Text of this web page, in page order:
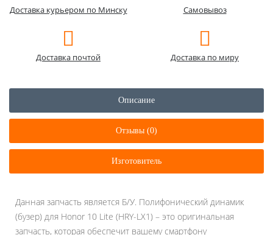
Доставка курьером по Минску Самовывоз
Доставка почтой Доставка по миру
Описание
Отзывы (0)
Изготовитель
Данная запчасть является Б/У. Полифонический динамик
(бузер) для Honor 10 Lite (HRY-LX1) – это оригинальная
запчасть, которая обеспечит вашему смартфону